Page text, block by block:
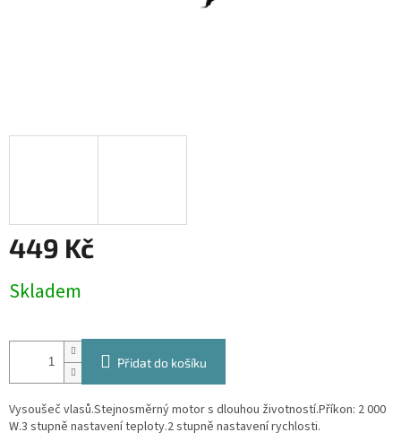
449 Kč
cena:
Skladem
Přidat do košíku
Vysoušeč vlasů.Stejnosměrný motor s dlouhou životností.Příkon: 2 000
W.3 stupně nastavení teploty.2 stupně nastavení rychlosti.